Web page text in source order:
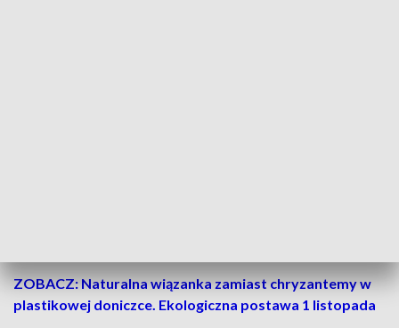
ZOBACZ: Naturalna wiązanka zamiast chryzantemy w
plastikowej doniczce. Ekologiczna postawa 1 listopada